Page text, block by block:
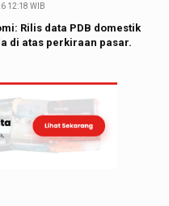
12:18 WIB
Rilis data PDB domestik
di atas perkiraan pasar.